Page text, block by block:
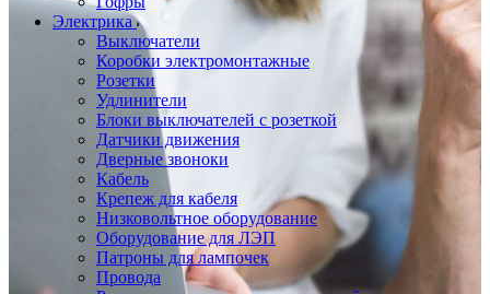
Электрика
Выключатели
Коробки электромонтажные
Розетки
Удлинители
Блоки выключателей с розеткой
Датчики движения
Дверные звоноки
Кабель
Крепеж для кабеля
Низковольтное оборудование
Оборудование для ЛЭП
Патроны для лампочек
Провода